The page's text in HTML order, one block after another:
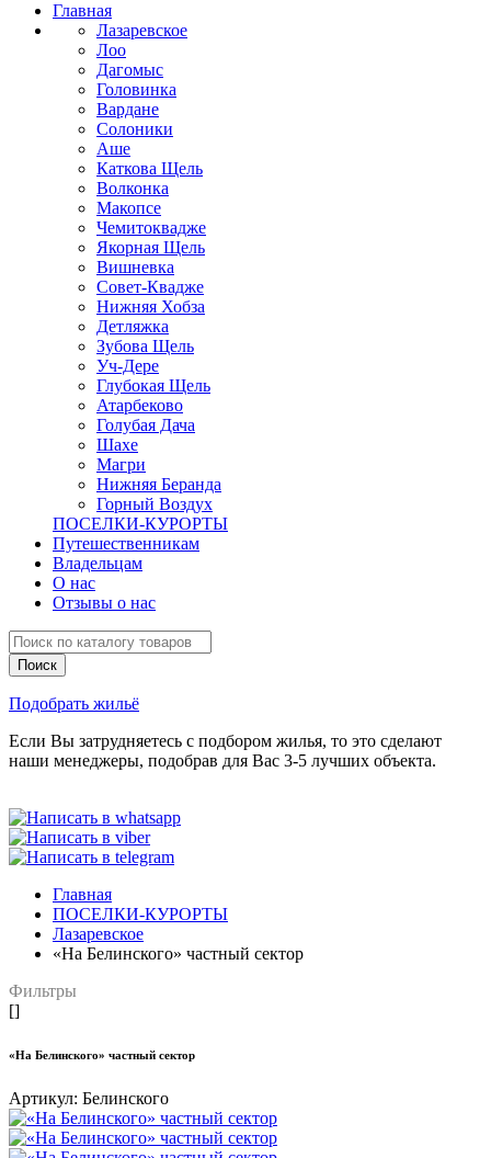
Главная
Лазаревское
Лоо
Дагомыс
Головинка
Вардане
Солоники
Аше
Каткова Щель
Волконка
Макопсе
Чемитоквадже
Якорная Щель
Вишневка
Совет-Квадже
Нижняя Хобза
Детляжка
Зубова Щель
Уч-Дере
Глубокая Щель
Атарбеково
Голубая Дача
Шахе
Магри
Нижняя Беранда
Горный Воздух
ПОСЕЛКИ-КУРОРТЫ
Путешественникам
Владельцам
О нас
Отзывы о нас
Подобрать жильё
Если Вы затрудняетесь с подбором жилья, то это сделают
наши менеджеры, подобрав для Вас 3-5 лучших объекта.
Главная
ПОСЕЛКИ-КУРОРТЫ
Лазаревское
«На Белинского» частный сектор
Фильтры
[]
«На Белинского» частный сектор
Артикул: Белинского